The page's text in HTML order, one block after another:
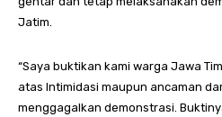
Jatim.
“Saya buktikan kami warga Jawa
atas Intimidasi maupun ancaman
menggagalkan demonstrasi.